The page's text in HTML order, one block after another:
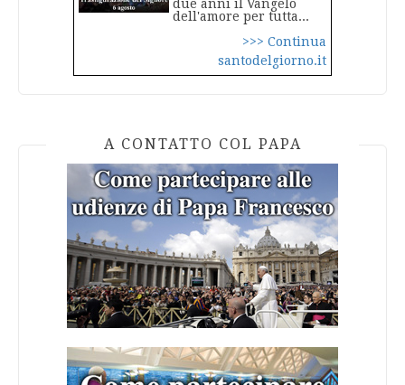
due anni il Vangelo
dell'amore per tutta...
>>> Continua
santodelgiorno.it
A CONTATTO COL PAPA